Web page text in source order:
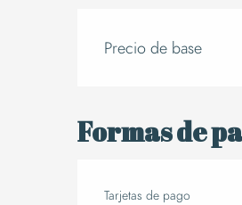
Precio de base
Formas de
Tarjetas de pago